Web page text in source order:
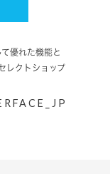
優れた機能と
レクトショップ